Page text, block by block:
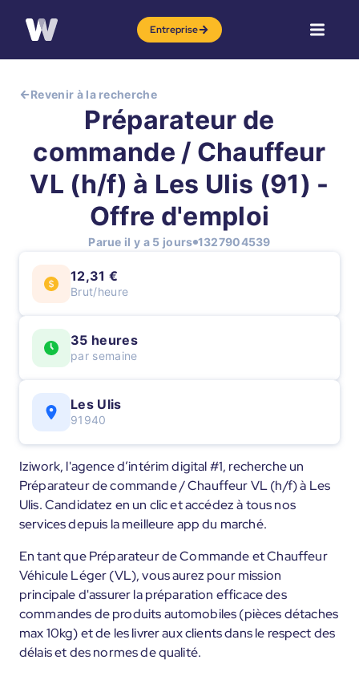
Entreprise
Revenir à la recherche
Préparateur de
commande / Chauffeur
VL (h/f) à Les Ulis (91) -
Offre d'emploi
Parue il y a 5 jours 1327904539
12,31 €
Brut/heure
35 heures
par semaine
Les Ulis
91940
Iziwork, l'agence d’intérim digital #1, recherche un
Préparateur de commande / Chauffeur VL (h/f) à Les
Ulis. Candidatez en un clic et accédez à tous nos
services depuis la meilleure app du marché.
En tant que Préparateur de Commande et Chauffeur
Véhicule Léger (VL), vous aurez pour mission
principale d'assurer la préparation efficace des
commandes de produits automobiles (pièces détaches
max 10kg) et de les livrer aux clients dans le respect des
délais et des normes de qualité.